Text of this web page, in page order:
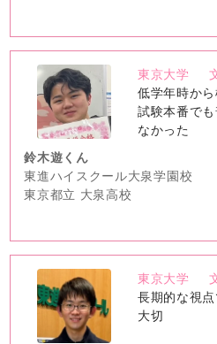
no
image
東京大学
低学年時から
試験本番で
なかった
鈴木遊くん
東進ハイスクール大泉学園校
東京都立 大泉高校
no
image
東京大学
長期的な視
大切